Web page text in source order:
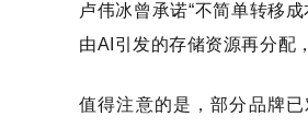
卢伟冰曾承诺“不简单转移成
由AI引发的存储资源再分配
值得注意的是，部分品牌